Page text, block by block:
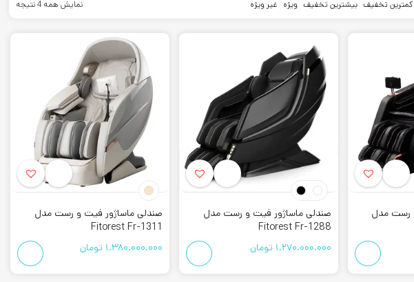
برند دارای کیفیت قابل قبولی می باشند. همچنین محصولات فیت و رستهمراه با گارانتی این
اما به دلیل کیفیت خوب و گارانتی در بین افراد محبوب شده است. به طور کلی برندFitorestدر
را بر این محصول می گذارد تا بهترین دستگاه را به مردم ارائه دهد.
همکاران ما استفاده نمایید. مشاورین ما با توجه به دسترسی به موجودی کل بازار و
و بودجه شما را معرفی کنند.
کمترین تخفیف بیشترین تخفیف ویژه غیر ویژه نمایش همه 4 نتیجه
رست مدل
صندلی ماساژور فیت و رست مدل
Fitorest Fr-1288
1.270.000.000 تومان
صندلی ماساژور فیت و رست مدل
Fitorest Fr-1311
1.380.000.000 تومان